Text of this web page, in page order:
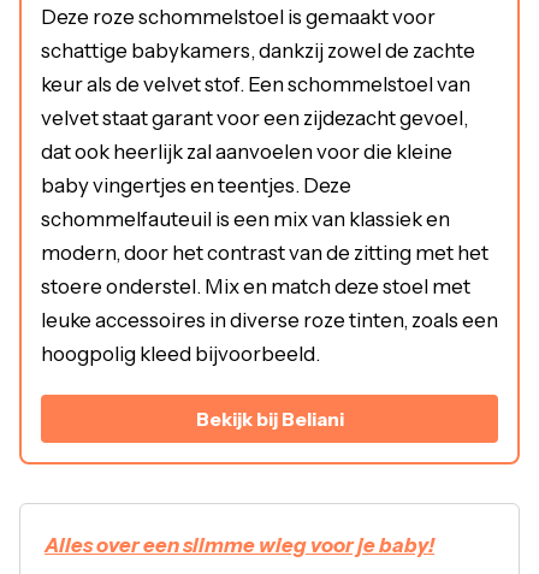
Deze roze schommelstoel is gemaakt voor
schattige babykamers, dankzij zowel de zachte
keur als de velvet stof. Een schommelstoel van
velvet staat garant voor een zijdezacht gevoel,
dat ook heerlijk zal aanvoelen voor die kleine
baby vingertjes en teentjes. Deze
schommelfauteuil is een mix van klassiek en
modern, door het contrast van de zitting met het
stoere onderstel. Mix en match deze stoel met
leuke accessoires in diverse roze tinten, zoals een
hoogpolig kleed bijvoorbeeld.
Bekijk bij Beliani
Alles over een slimme wieg voor je baby!